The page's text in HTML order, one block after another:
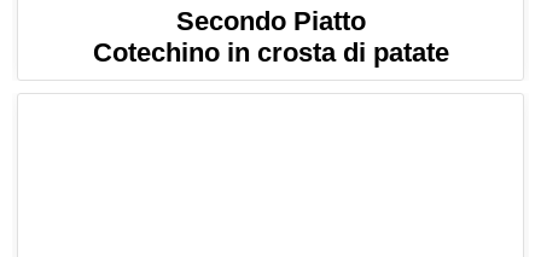
Secondo Piatto
Cotechino in crosta di patate